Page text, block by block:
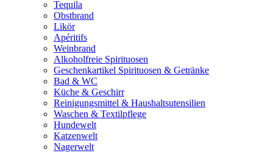
Tequila
Obstbrand
Likör
Apéritifs
Weinbrand
Alkoholfreie Spirituosen
Geschenkartikel Spirituosen & Getränke
Bad & WC
Küche & Geschirr
Reinigungsmittel & Haushaltsutensilien
Waschen & Textilpflege
Hundewelt
Katzenwelt
Nagerwelt